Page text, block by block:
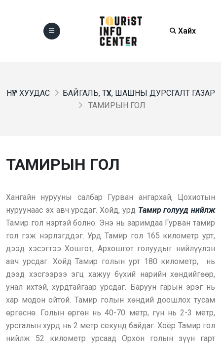
Хайх
НҮҮР ХУУДАС
БАЙГАЛЬ, ТҮҮХ, ШАШНЫ ДУРСГАЛТ ГАЗАР
ТАМИРЫН ГОЛ
ТАМИРЫН ГОЛ
Хангайн нурууны салбар Гурван ангархай, Цохиотын
нуруунаас эх авч урсдаг. Хойд, урд Тамир голууд нийлж
Тамир гол нэртэй болно. Энэ нь заримдаа Гурван тамир
гол гэж нэрлэгддэг. Урд Тамир гол 165 километр урт,
дээд хэсэгтээ Хошгот, Архошгот голуудыг нийлүүлэн
авч урсдаг. Хойд Тамир голын урт 180 километр, нь
дээд хэсгээрээ эгц хажуу бүхий нарийн хөндийгөөр,
унал ихтэй, хурдтайгаар урсдаг. Баруун гарын эрэг нь
хар модон ойтой. Тамир голын хөндий доошлох тусам
өргөснө. Голын өргөн нь 40-70 метр, гүн нь 2-3 метр,
урсгалын хурд нь 2 метр секунд байдаг. Хоёр Тамир гол
нийлж 52 километр урсаад Орхон голын зүүн гарт